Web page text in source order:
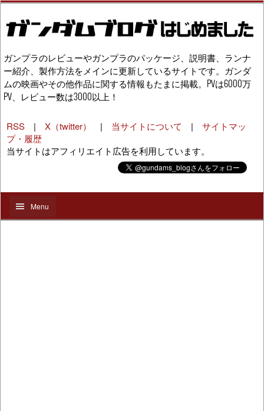
ガンプラのレビューやガンプラのパッケージ、説明書、ランナ
ー紹介、製作方法をメインに更新しているサイトです。ガンダ
ムの映画やその他作品に関する情報もたまに掲載。PVは6000万
PV、レビュー数は3000以上！
RSS | X（twitter） | 当サイトについて | サイトマッ
プ・履歴
当サイトはアフィリエイト広告を利用しています。
Menu